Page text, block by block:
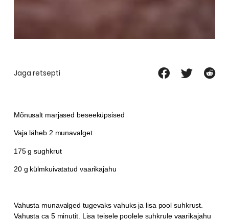
Jaga retsepti
Mõnusalt marjased beseeküpsised
Vaja läheb 2 munavalget
175 g sughkrut
20 g külmkuivatatud vaarikajahu
Vahusta munavalged tugevaks vahuks ja lisa pool suhkrust.
Vahusta ca 5 minutit. Lisa teisele poolele suhkrule vaarikajahu